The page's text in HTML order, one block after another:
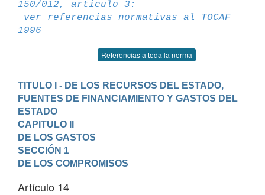
150/012, artículo 3:
ver referencias normativas al TOCAF
1996
Referencias a toda la norma
TITULO I - DE LOS RECURSOS DEL ESTADO,
FUENTES DE FINANCIAMIENTO Y GASTOS DEL
ESTADO
CAPITULO II
DE LOS GASTOS
SECCIÓN 1
DE LOS COMPROMISOS
Artículo 14